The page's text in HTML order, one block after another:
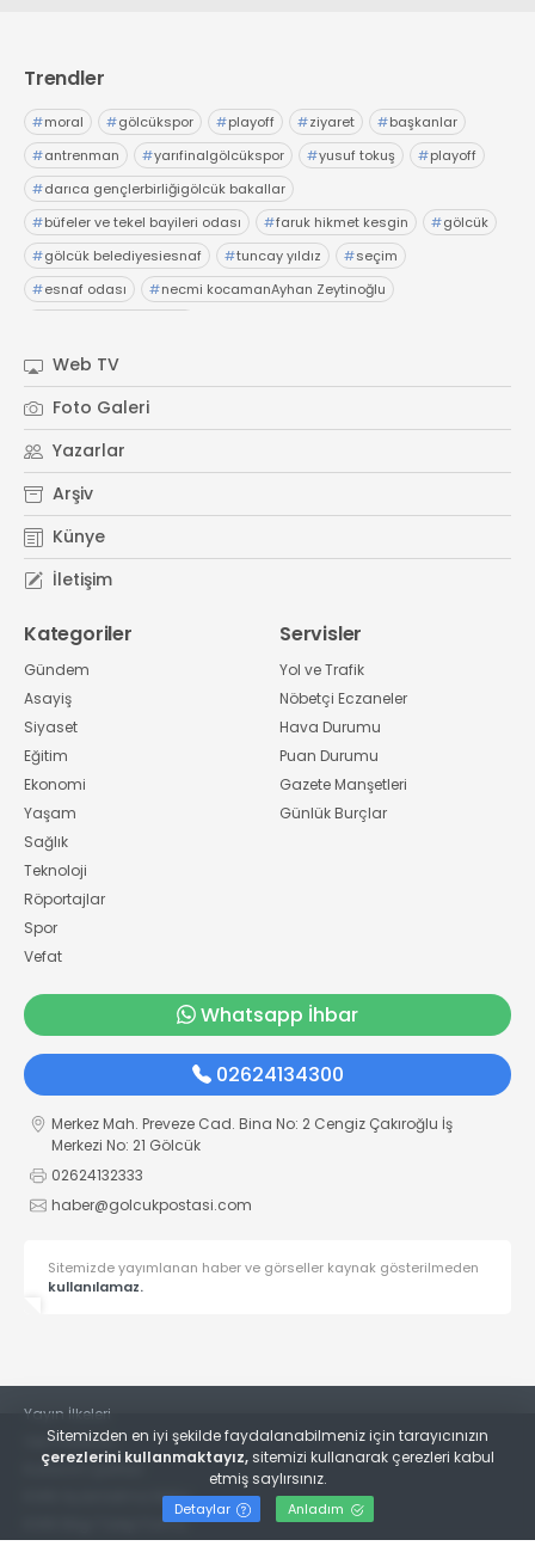
Trendler
#moral #gölcükspor #playoff #ziyaret #başkanlar
#antrenman #yarıfinalgölcükspor #yusuf tokuş #playoff
#darıca gençlerbirliğigölcük bakallar
#büfeler ve tekel bayileri odası #faruk hikmet kesgin #gölcük
#gölcük belediyesiesnaf #tuncay yıldız #seçim
#esnaf odası #necmi kocamanAyhan Zeytinoğlu
Web TV
Foto Galeri
Yazarlar
Arşiv
Künye
İletişim
Kategoriler
Gündem
Asayiş
Siyaset
Eğitim
Ekonomi
Yaşam
Sağlık
Teknoloji
Röportajlar
Spor
Vefat
Servisler
Yol ve Trafik
Nöbetçi Eczaneler
Hava Durumu
Puan Durumu
Gazete Manşetleri
Günlük Burçlar
Whatsapp İhbar
02624134300
Merkez Mah. Preveze Cad. Bina No: 2 Cengiz Çakıroğlu İş
Merkezi No: 21 Gölcük
02624132333
haber@golcukpostasi.com
Sitemizde yayımlanan haber ve görseller kaynak gösterilmeden
kullanılamaz.
Yayın İlkeleri
Veri Politikası
Kullanım Şartları
KVKK Aydınlatma Metni
KVKK Bilgi Talep Formu
Sitemizden en iyi şekilde faydalanabilmeniz için tarayıcınızın
çerezlerini kullanmaktayız, sitemizi kullanarak çerezleri kabul
etmiş saylırsınız.
Detaylar Anladım